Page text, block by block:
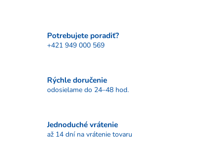
Potrebujete poradiť?
+421 949 000 569
Rýchle doručenie
odosielame do 24–48 hod.
Jednoduché vrátenie
až 14 dní na vrátenie tovaru